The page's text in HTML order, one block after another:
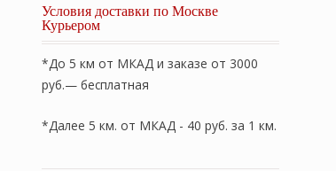
Комплект постельного белья ЕВРО:
Условия доставки по Москве
Курьером
*До 5 км от МКАД и заказе от 3000
руб.— бесплатная
*Далее 5 км. от МКАД - 40 руб. за 1 км.